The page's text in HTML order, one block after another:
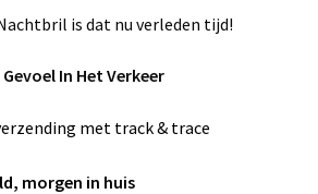
is dat nu verleden tijd!
In Het Verkeer
met track & trace
morgen in huis